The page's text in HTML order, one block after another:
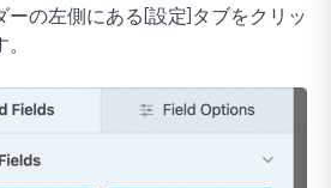
ーの左側にある[設定]タブをクリッ